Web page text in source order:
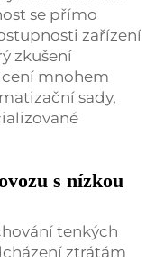
se přímo
zařízení
zkušení
mnohem
sady,
s nízkou
tenkých
ztrátám